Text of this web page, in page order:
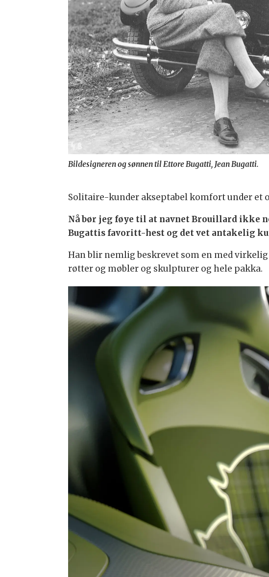
Bildesigneren og sønnen til Ettore Bugatti, Jean Bugatti.
Solitaire-kunder akseptabel komfort under et
Nå bør jeg føye til at navnet Brouillard ikke
Bugattis favoritt-hest og det vet antakelig
Han blir nemlig beskrevet som en med
røtter og møbler og skulpturer og hele pakka.